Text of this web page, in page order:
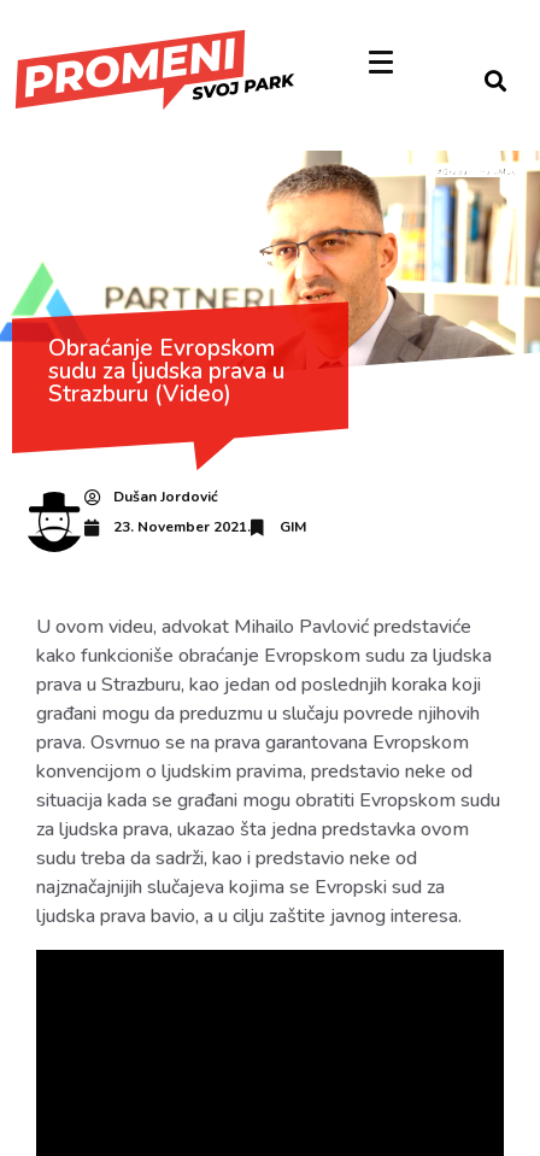
Obraćanje Evropskom
sudu za ljudska prava u
Strazburu (Video)
Dušan Jordović
23. November 2021.
GIM
U ovom videu, advokat Mihailo Pavlović predstaviće
kako funkcioniše obraćanje Evropskom sudu za ljudska
prava u Strazburu, kao jedan od poslednjih koraka koji
građani mogu da preduzmu u slučaju povrede njihovih
prava. Osvrnuo se na prava garantovana Evropskom
konvencijom o ljudskim pravima, predstavio neke od
situacija kada se građani mogu obratiti Evropskom sudu
za ljudska prava, ukazao šta jedna predstavka ovom
sudu treba da sadrži, kao i predstavio neke od
najznačajnijih slučajeva kojima se Evropski sud za
ljudska prava bavio, a u cilju zaštite javnog interesa.